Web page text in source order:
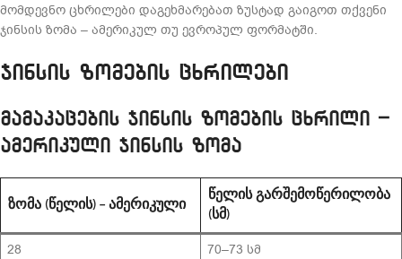
მომდევნო ცხრილები დაგეხმარებათ ზუსტად გაიგოთ თქვენი
ჯინსის ზომა – ამერიკულ თუ ევროპულ ფორმატში.
ჯინსის ზომების ცხრილები
მამაკაცების ჯინსის ზომების ცხრილი –
ამერიკული ჯინსის ზომა
ᲖᲝᲛᲐ (ᲬᲔᲚᲘᲡ) – ᲐᲛᲔᲠᲘᲙᲣᲚᲘ
ᲬᲔᲚᲘᲡ ᲒᲐᲠᲨᲔᲛᲝᲬᲔᲠᲘᲚᲝᲑᲐ
(ᲡᲛ)
28
70–73 სმ